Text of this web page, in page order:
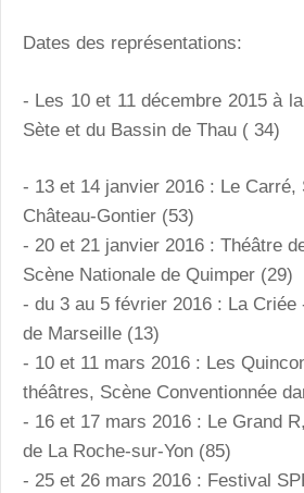
Dates des représentations:
- Les 10 et 11 décembre 2015 à
Sète et du Bassin de Thau ( 34)
- 13 et 14 janvier 2016 : Le Carré,
Château-Gontier (53)
- 20 et 21 janvier 2016 : Théâtre
Scène Nationale de Quimper (29)
- du 3 au 5 février 2016 : La Criée
de Marseille (13)
- 10 et 11 mars 2016 : Les
théâtres, Scène Conventionnée
- 16 et 17 mars 2016 : Le Grand
de La Roche-sur-Yon (85)
- 25 et 26 mars 2016 : Festival